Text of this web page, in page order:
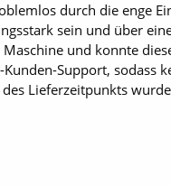
durch die enge
sein und über
und konnte
Support, sodass
Lieferzeitpunkts